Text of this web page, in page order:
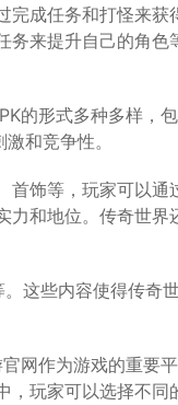
完成任务和打怪来获
务来提升自己的角色
的形式多种多样，
和竞争性。
首饰等，玩家可以通
力和地位。传奇世界
这些内容使得传奇
网作为游戏的重要平
，玩家可以选择不同